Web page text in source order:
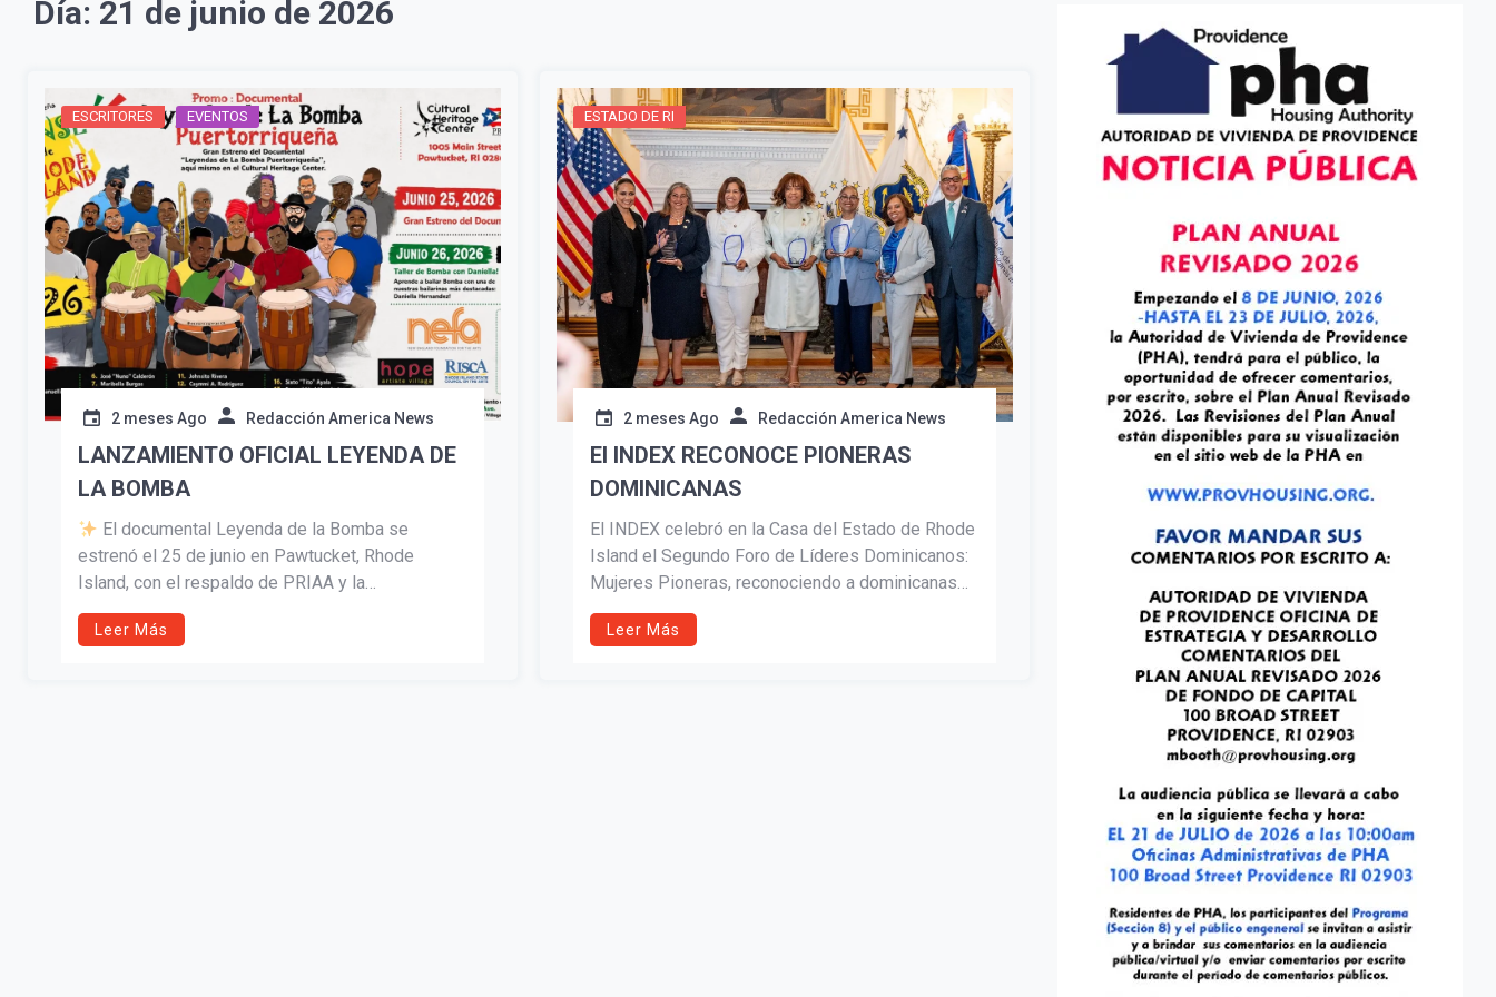
Día: 21 de junio de 2026
ESCRITORES EVENTOS
2 meses Ago Redacción America News
LANZAMIENTO OFICIAL LEYENDA DE
LA BOMBA
El documental Leyenda de la Bomba se
estrenó el 25 de junio en Pawtucket, Rhode
Island, con el respaldo de PRIAA y la
participación de figuras destacadas del género.
Un homenaje a la cultura puertorriqueña y a las
Leer Más
ESTADO DE RI
2 meses Ago Redacción America News
El INDEX RECONOCE PIONERAS
DOMINICANAS
El INDEX celebró en la Casa del Estado de Rhode
Island el Segundo Foro de Líderes Dominicanos:
Mujeres Pioneras, reconociendo a dominicanas
que han abierto camino en la vida pública, política
y comunitaria en EE.UU. Su liderazgo inspira y
Leer Más